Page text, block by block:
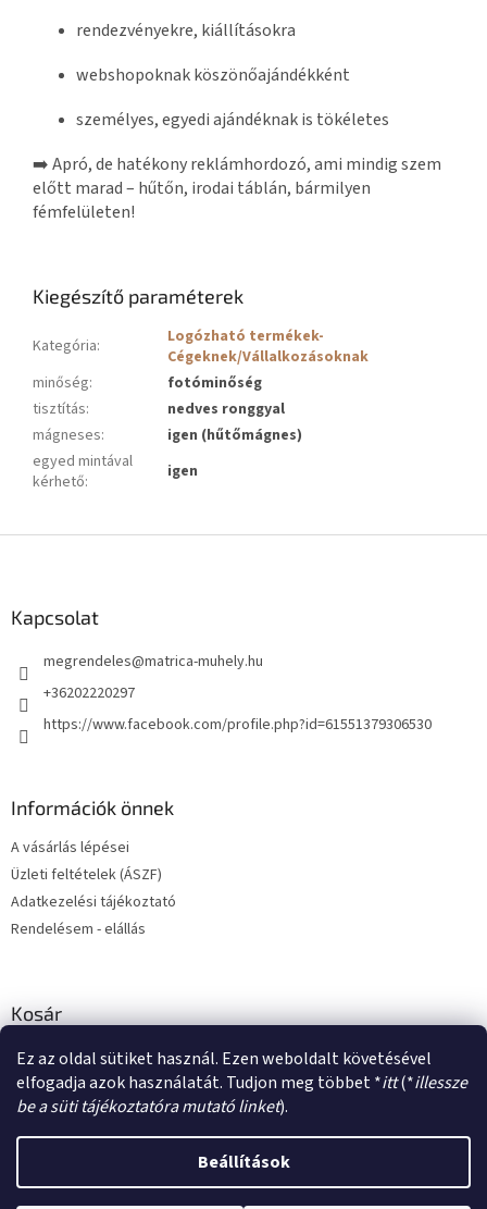
Ez az oldal sütiket használ. Ezen weboldalt követésével
elfogadja azok használatát. Tudjon meg többet *itt(*illessze
be a süti tájékoztatóra mutató linket).
Beállítások
rendezvényekre, kiállításokra
webshopoknak köszönőajándékként
személyes, egyedi ajándéknak is tökéletes
➡️ Apró, de hatékony reklámhordozó, ami mindig szem
előtt marad – hűtőn, irodai táblán, bármilyen
fémfelületen!
Kiegészítő paraméterek
Kategória:
Logózható termékek-
Cégeknek/Vállalkozásoknak
minőség:
fotóminőség
tisztítás:
nedves ronggyal
mágneses:
igen (hűtőmágnes)
egyed mintával
kérhető: igen
Kapcsolat
megrendeles@matrica-muhely.hu
+36202220297
https://www.facebook.com/profile.php?id=61551379306530
Információk önnek
A vásárlás lépései
Üzleti feltételek (ÁSZF)
Adatkezelési tájékoztató
Rendelésem - elállás
Kosár
0DB /0 FT